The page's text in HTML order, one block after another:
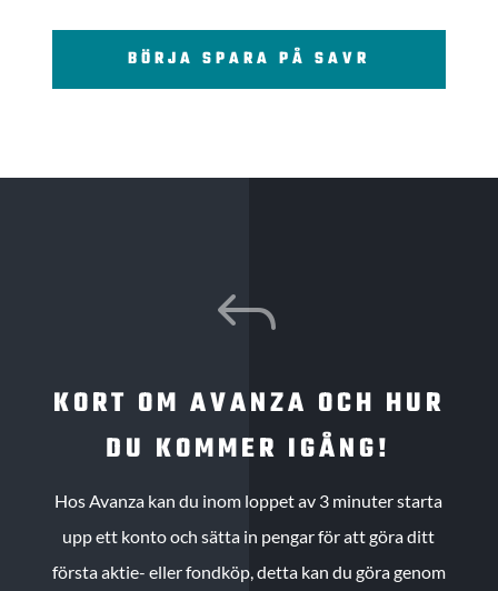
BÖRJA SPARA PÅ SAVR
J
KORT OM AVANZA OCH HUR
DU KOMMER IGÅNG!
Hos Avanza kan du inom loppet av 3 minuter starta
upp ett konto och sätta in pengar för att göra ditt
första aktie- eller fondköp, detta kan du göra genom